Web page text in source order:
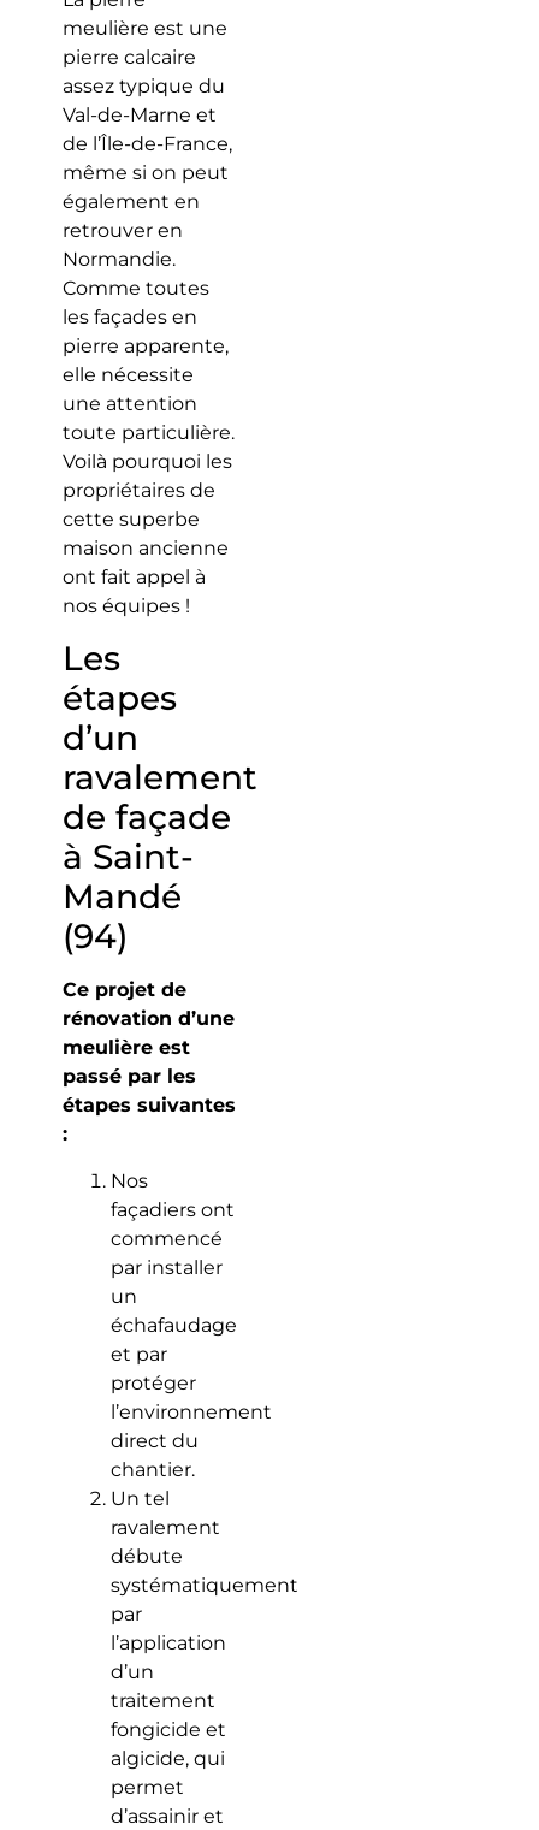
meulière est une
pierre calcaire
assez typique du
Val-de-Marne et
de l’Île-de-France,
même si on peut
également en
retrouver en
Normandie.
Comme toutes
les façades en
pierre apparente,
elle nécessite
une attention
toute particulière.
Voilà pourquoi les
propriétaires de
cette superbe
maison ancienne
ont fait appel à
nos équipes !
Les
étapes
d’un
ravalement
de façade
à Saint-
Mandé
(94)
Ce projet de
rénovation d’une
meulière est
passé par les
étapes suivantes
:
Nos
façadiers ont
commencé
par installer
un
échafaudage
et par
protéger
l’environnement
direct du
chantier.
Un tel
ravalement
débute
systématiquement
par
l’application
d’un
traitement
fongicide et
algicide, qui
permet
d’assainir et